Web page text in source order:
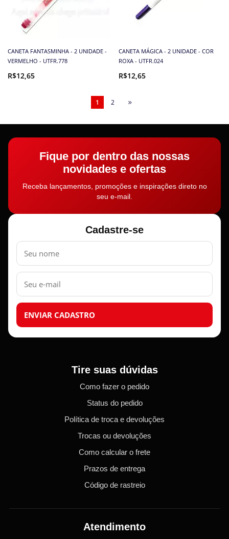
CANETA FANTASMINHA - 2 UNIDADE -
VERMELHO - UTFR.778
R$12,65
CANETA MÁGICA - 2 UNIDADE - COR
ROXA - UTFR.024
R$12,65
1 2
Fique por dentro das nossas
novidades e ofertas
Receba lançamentos, promoções e inspirações direto no
seu e-mail.
Cadastre-se
Nome
E-
mail
ENVIAR CADASTRO
Tire suas dúvidas
Como fazer o pedido
Status do pedido
Política de troca e devoluções
Trocas ou devoluções
Como calcular o frete
Prazos de entrega
Código de rastreio
Atendimento